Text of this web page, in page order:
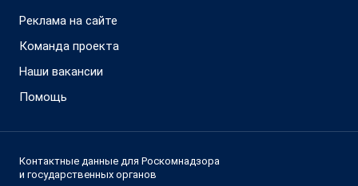
Реклама на сайте
Команда проекта
Наши вакансии
Помощь
Контактные данные для Роскомнадзора
и государственных органов